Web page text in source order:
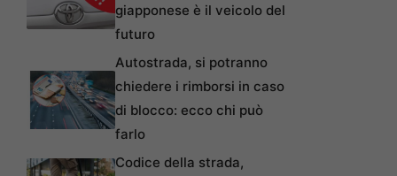
giapponese è il veicolo del
futuro
Autostrada, si potranno
chiedere i rimborsi in caso
di blocco: ecco chi può
farlo
Codice della strada,